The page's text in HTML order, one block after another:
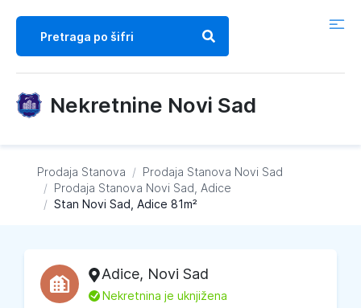
Nekretnine Novi Sad
Prodaja Stanova / Prodaja Stanova Novi Sad
/ Prodaja Stanova Novi Sad, Adice
/ Stan Novi Sad, Adice 81m²
Adice, Novi Sad
L Nekretnina je uknjižena